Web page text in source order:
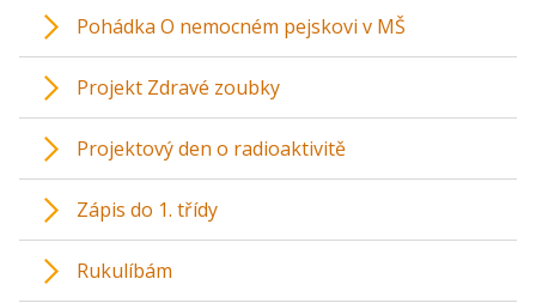
Pohádka O nemocném pejskovi v MŠ
Projekt Zdravé zoubky
Projektový den o radioaktivitě
Zápis do 1. třídy
Rukulíbám